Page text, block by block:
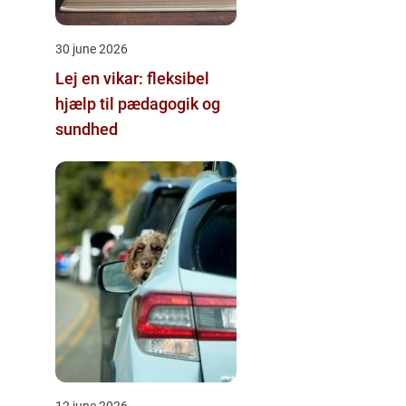
30 june 2026
Lej en vikar: fleksibel
hjælp til pædagogik og
sundhed